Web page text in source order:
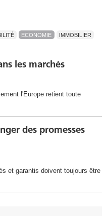
ECONOMIE
IMMOBILIER
les marchés
l'Europe retient toute
des promesses
et garantis doivent toujours être